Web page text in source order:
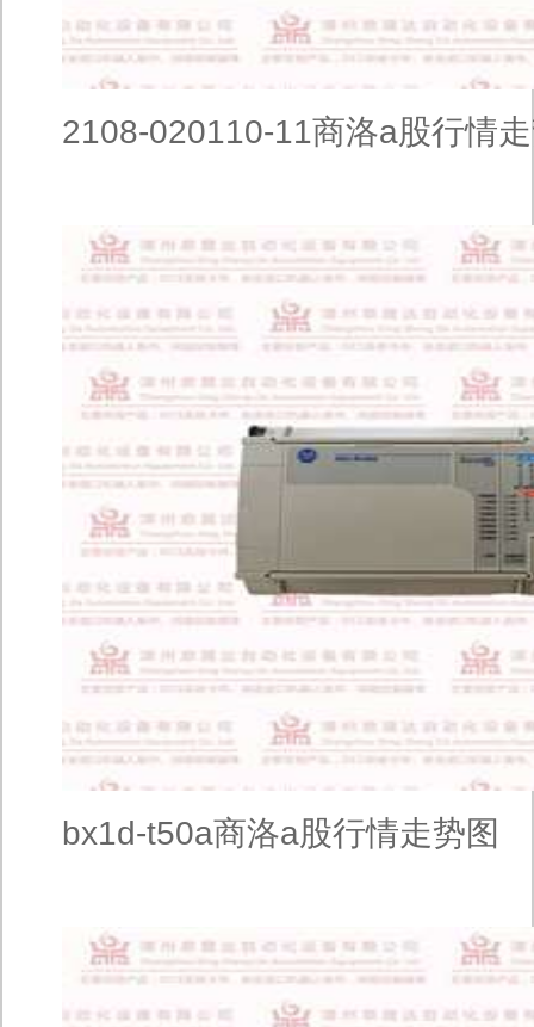
2108-020110-11商洛a股行情
bx1d-t50a商洛a股行情走势图